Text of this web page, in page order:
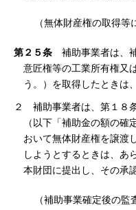
（無体財産権の取得等
第２５条 補助事業者は、
意匠権等の工業所有権又
う。）を取得したときは
２ 補助事業者は、第１８
（以下「補助金の額の
おいて無体財産権を譲渡
しようとするときは、あ
本財団に提出し、その承
（補助事業確定後の監